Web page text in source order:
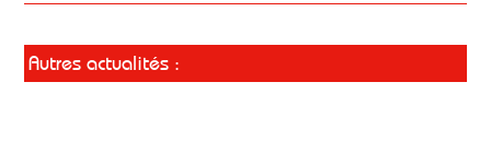
Autres actualités :